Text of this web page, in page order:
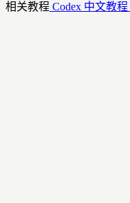
相关教程 Codex 中文教程